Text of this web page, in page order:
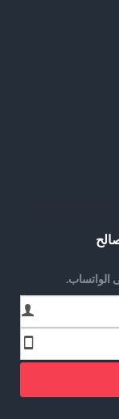
الواتساب.